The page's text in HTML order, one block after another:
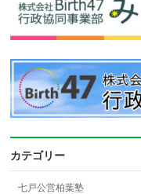
カテゴリー
七戸公営柏葉塾